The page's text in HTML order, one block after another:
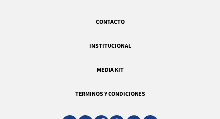
CONTACTO
INSTITUCIONAL
MEDIA KIT
TERMINOS Y CONDICIONES